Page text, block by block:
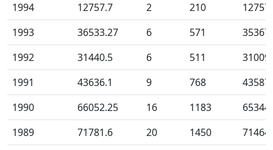
1994
12757.7 2 210
1993
36533.27 6 571
1992
31440.5 6 511
1991
43636.1 9 768
1990
66052.25 16 1183
1989
71781.6 20 1450